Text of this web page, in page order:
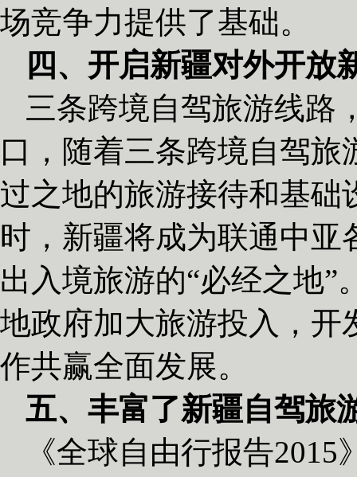
场竞争力提供了基础。
四、开启新疆对外开放
三条跨境自驾旅游线路
口，随着三条跨境自驾
过之地的旅游接待和基础
时，新疆将成为联通中
出入境旅游的“必经之地
地政府加大旅游投入，开
作共赢全面发展。
五、丰富了新疆自驾旅
《全球自由行报告